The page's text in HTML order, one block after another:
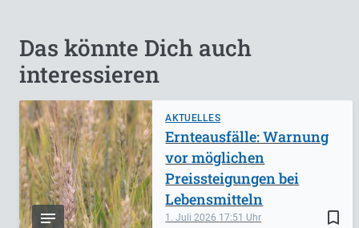
Das könnte Dich auch
interessieren
AKTUELLES
bookmark_border
1. Juli 2026 17:51
Ernteausfälle: Warnung
vor möglichen
Preissteigungen bei
Lebensmitteln